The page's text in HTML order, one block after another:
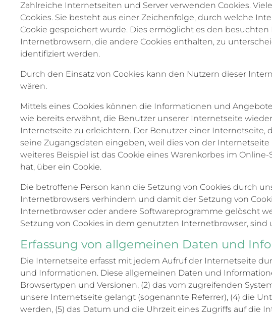
Zahlreiche Internetseiten und Server verwenden Cookies.
Cookies. Sie besteht aus einer Zeichenfolge, durch welche
Cookie gespeichert wurde. Dies ermöglicht es den
Internetbrowsern, die andere Cookies enthalten, zu
identifiziert werden.
Durch den Einsatz von Cookies kann den Nutzern dieser
wären.
Mittels eines Cookies können die Informationen und
wie bereits erwähnt, die Benutzer unserer Internetseite
Internetseite zu erleichtern. Der Benutzer einer
seine Zugangsdaten eingeben, weil dies von der
weiteres Beispiel ist das Cookie eines Warenkorbes im
hat, über ein Cookie.
Die betroffene Person kann die Setzung von Cookies durch
Internetbrowsers verhindern und damit der Setzung von
Internetbrowser oder andere Softwareprogramme gelöscht
Setzung von Cookies in dem genutzten Internetbrowser,
Erfassung von allgemeinen Daten und
Die Internetseite erfasst mit jedem Aufruf der Internetseite
und Informationen. Diese allgemeinen Daten und
Browsertypen und Versionen, (2) das vom zugreifenden
unsere Internetseite gelangt (sogenannte Referrer), (4) die
werden, (5) das Datum und die Uhrzeit eines Zugriffs auf die